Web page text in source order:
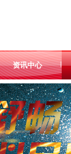
资讯中心 |